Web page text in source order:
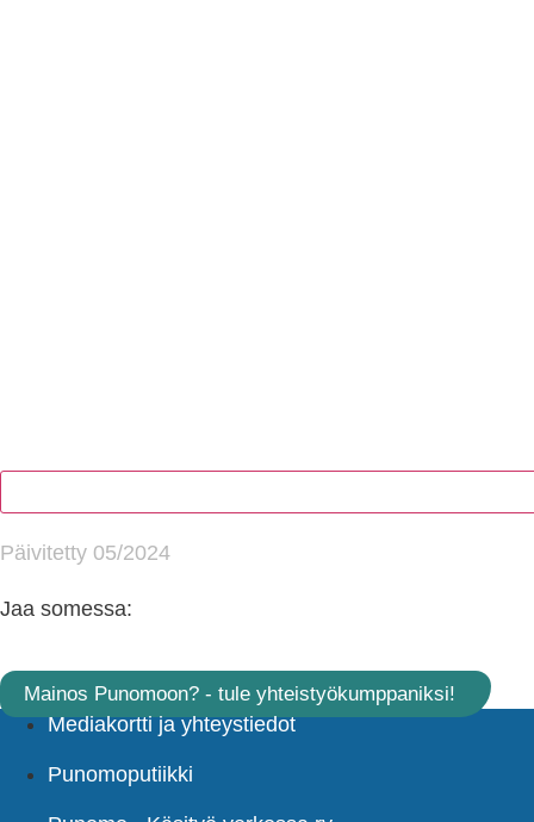
Päivitetty 05/2024
Jaa somessa:
Mainos Punomoon? - tule yhteistyökumppaniksi!
Mediakortti ja yhteystiedot
Punomoputiikki